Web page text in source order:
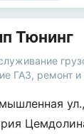
Тюнинг
ГАЗ, ремонт
ул.,